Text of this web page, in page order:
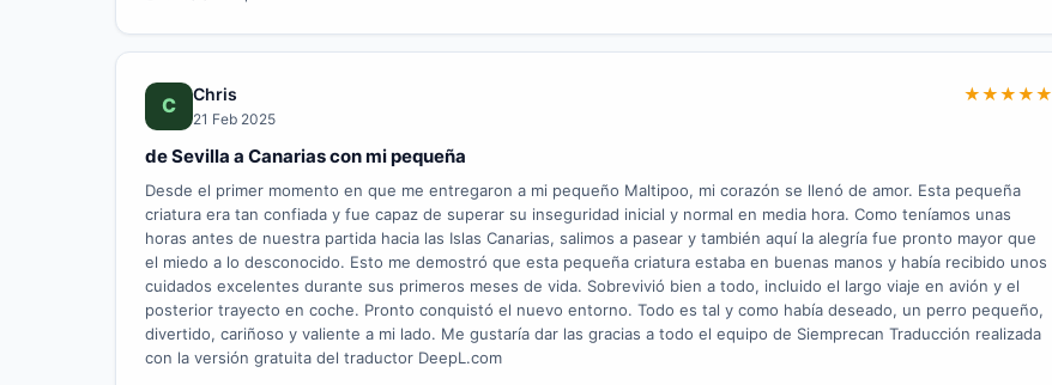
C Chris
21 Feb 2025
★★★★★
de Sevilla a Canarias con mi pequeña
Desde el primer momento en que me entregaron a mi pequeño Maltipoo, mi corazón se llenó de amor. Esta pequeña
criatura era tan confiada y fue capaz de superar su inseguridad inicial y normal en media hora. Como teníamos unas
horas antes de nuestra partida hacia las Islas Canarias, salimos a pasear y también aquí la alegría fue pronto mayor que
el miedo a lo desconocido. Esto me demostró que esta pequeña criatura estaba en buenas manos y había recibido unos
cuidados excelentes durante sus primeros meses de vida. Sobrevivió bien a todo, incluido el largo viaje en avión y el
posterior trayecto en coche. Pronto conquistó el nuevo entorno. Todo es tal y como había deseado, un perro pequeño,
divertido, cariñoso y valiente a mi lado. Me gustaría dar las gracias a todo el equipo de Siemprecan Traducción realizada
con la versión gratuita del traductor DeepL.com